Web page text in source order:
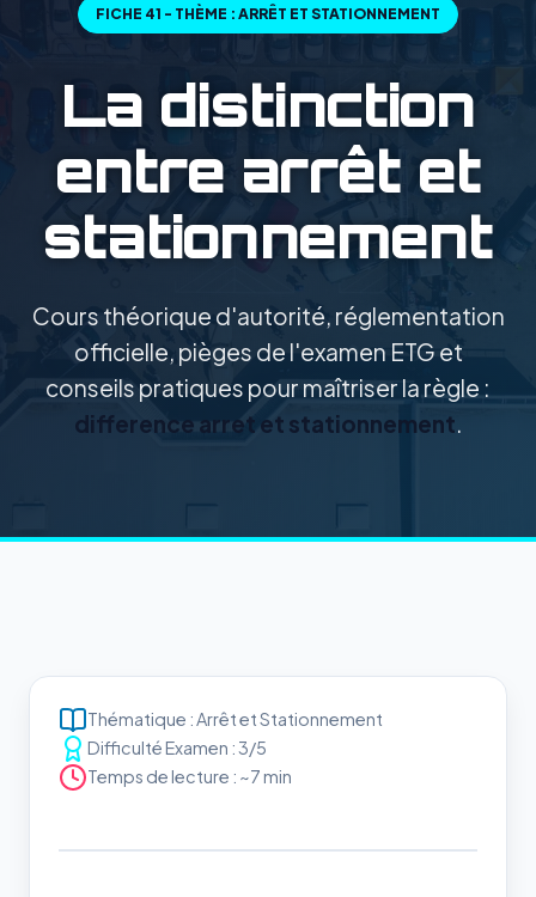
FICHE 41 - THÈME : ARRÊT ET STATIONNEMENT
La distinction
entre arrêt et
stationnement
Cours théorique d'autorité, réglementation
officielle, pièges de l'examen ETG et
conseils pratiques pour maîtriser la règle :
difference arret et stationnement.
Thématique : Arrêt et Stationnement
Difficulté Examen : 3/5
Temps de lecture : ~7 min